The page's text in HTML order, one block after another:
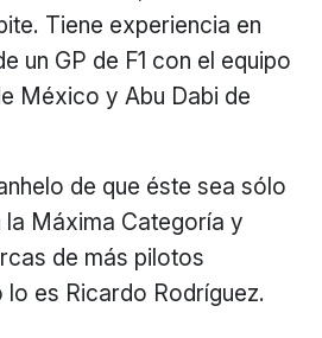
Tiene experiencia en
un GP de F1 con el equipo
México y Abu Dabi de
de que éste sea sólo
la Máxima Categoría y
de más pilotos
es Ricardo Rodríguez.